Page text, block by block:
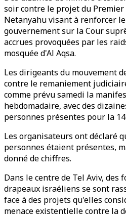
soir contre le projet du
Netanyahu visant à renforcer
gouvernement sur la Cour
accrues provoquées par les
mosquée d'Al Aqsa.
Les dirigeants du mouvement
contre le remaniement
comme prévu samedi la
hebdomadaire, avec des
personnes présentes pour la
Les organisateurs ont déclaré
personnes étaient présentes,
donné de chiffres.
Dans le centre de Tel Aviv, des
drapeaux israéliens se sont
face à des projets qu'elles
menace existentielle contre la